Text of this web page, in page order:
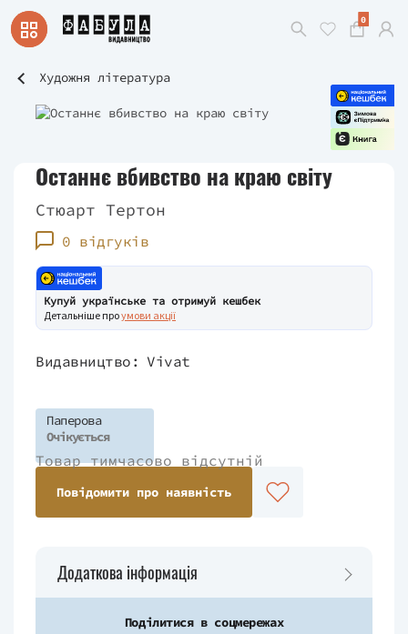
0
Художня література
Останнє вбивство на краю світу
Стюарт Тертон
0 відгуків
Купуй українське та отримуй кешбек
Детальніше проумови акції
Видавництво: Vivat
Паперова
Очікується
Товар тимчасово відсутній
Повідомити про наявність
Додаткова інформація
Поділитися в соцмережах